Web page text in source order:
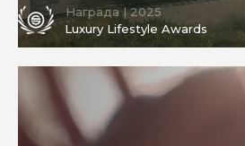
Награда | 2025
Luxury Lifestyle Awards